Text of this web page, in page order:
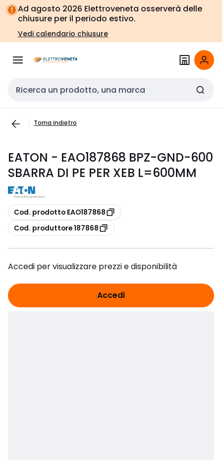
Vai alla
navigazione
Vai
alla
pagina
Ad agosto 2026 Elettroveneta osserverà delle
chiusure per il periodo estivo.
Vedi calendario chiusure
Cerca input
Torna indietro
EATON - EAO187868 BPZ-GND-600
SBARRA DI PE PER XEB L=600MM
copia
Cod. prodotto EAO187868
copia
Cod. produttore 187868
Accedi per visualizzare prezzi e disponibilità
Accedi